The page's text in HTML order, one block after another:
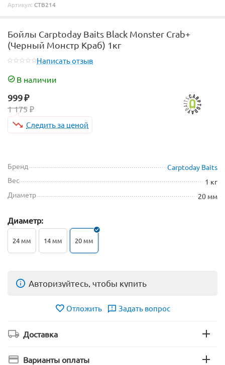
Артикул: CTB214
Бойлы Carptoday Baits Black Monster Crab+
(Черный Монстр Краб) 1кг
Написать отзыв
В наличии
999₽
1 175 ₽
Следить за ценой
Бренд
Carptoday Baits
Вес
1 кг
Диаметр
20 мм
Диаметр:
24 мм 14 мм 20 мм
Авторизуйтесь, чтобы купить
Отложить Задать вопрос
Доставка
Варианты оплаты